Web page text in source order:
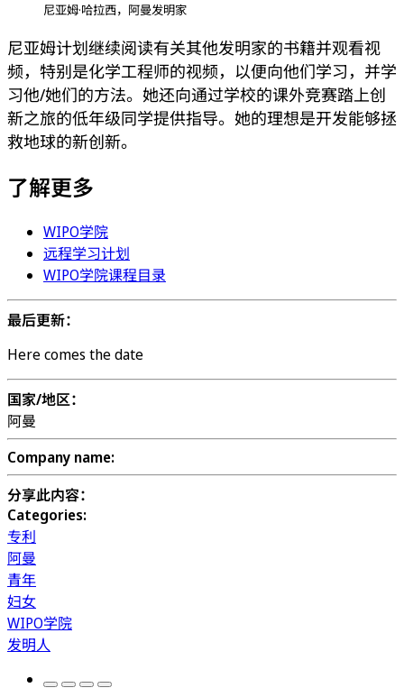
尼亚姆·哈拉西，阿曼发明家
尼亚姆计划继续阅读有关其他发明家的书籍并观看视
频，特别是化学工程师的视频，以便向他们学习，并学
习他/她们的方法。她还向通过学校的课外竞赛踏上创
新之旅的低年级同学提供指导。她的理想是开发能够拯
救地球的新创新。
了解更多
WIPO学院
远程学习计划
WIPO学院课程目录
最后更新：
Here comes the date
国家/地区：
阿曼
Company name:
分享此内容：
Categories:
专利
阿曼
青年
妇女
WIPO学院
发明人